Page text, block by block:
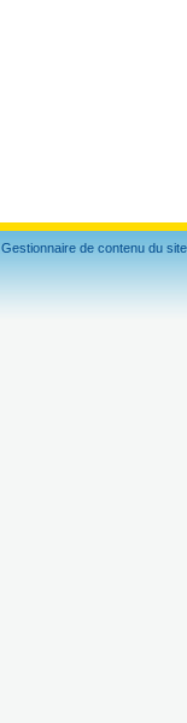
Gestionnaire de contenu du site